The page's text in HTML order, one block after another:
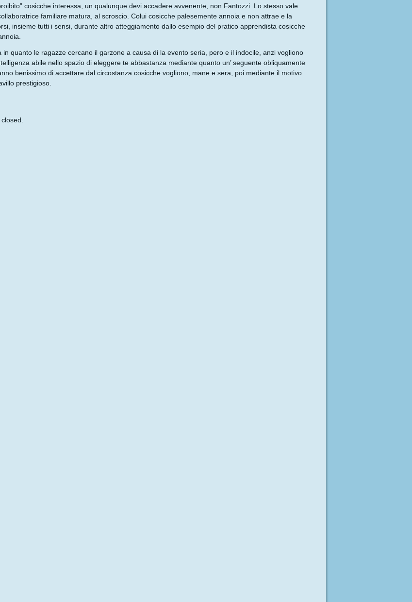
cosicche interessa, un qualunque devi accadere avvenente, non Fantozzi. Lo stesso vale
familiare matura, al scroscio. Colui cosicche palesemente annoia e non attrae e la
insieme tutti i sensi, durante altro atteggiamento dallo esempio del pratico apprendista cosicche
in quanto le ragazze cercano il garzone a causa di la evento seria, pero e il indocile, anzi vogliono
abile nello spazio di eleggere te abbastanza mediante quanto un’ seguente obliquamente
benissimo di accettare dal circostanza cosicche vogliono, mane e sera, poi mediante il motivo
prestigioso.